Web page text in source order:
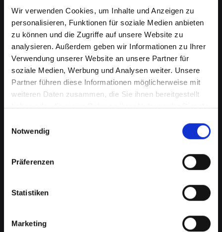
Wir verwenden Cookies, um Inhalte und Anzeigen zu
personalisieren, Funktionen für soziale Medien anbieten
zu können und die Zugriffe auf unsere Website zu
analysieren. Außerdem geben wir Informationen zu Ihrer
Verwendung unserer Website an unsere Partner für
soziale Medien, Werbung und Analysen weiter. Unsere
Partner führen diese Informationen möglicherweise mit
weiteren Daten zusammen, die Sie ihnen bereitgestellt
haben oder die sie im Rahmen Ihrer Nutzung der Dienste
Notwendig
Präferenzen
Statistiken
Marketing
Wasserschaden am IPHONE-11-
PRO-MAX in Bad-saürbrunn?
Wir bieten schnelle Hilfe
Wasserschäden können Ihr IPHONE-11-PRO-
MAX verheerend beeinflussen. Feuchtigkeit
kann nicht nur die interne Elektronik
beschädigen, sondern auch Korrosion und
Schimmel verursachen, die mit der Zeit noch